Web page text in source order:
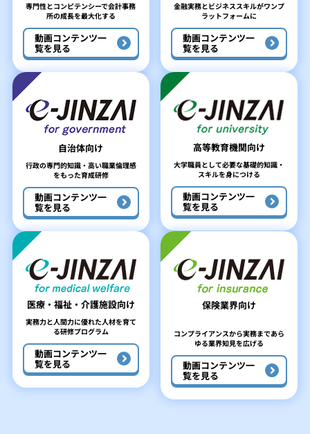
専門性とコンピテンシーで会計事務
所の成長を最大化する
動画コンテンツ一
覧を見る
金融実務とビジネススキルがワンプ
ラットフォームに
動画コンテンツ一
覧を見る
自治体向け
行政の専門的知識・ 高い職業倫理感
をもった育成研修
動画コンテンツ一
覧を見る
高等教育機関向け
大学職員として必要な基礎的知識・
スキルを身につける
動画コンテンツ一
覧を見る
医療・福祉・介護施設向け
実務力と人間力に優れた人材を育て
る研修プログラム
動画コンテンツ一
覧を見る
保険業界向け
コンプライアンスから実務まであら
ゆる業界知見を広げる
動画コンテンツ一
覧を見る